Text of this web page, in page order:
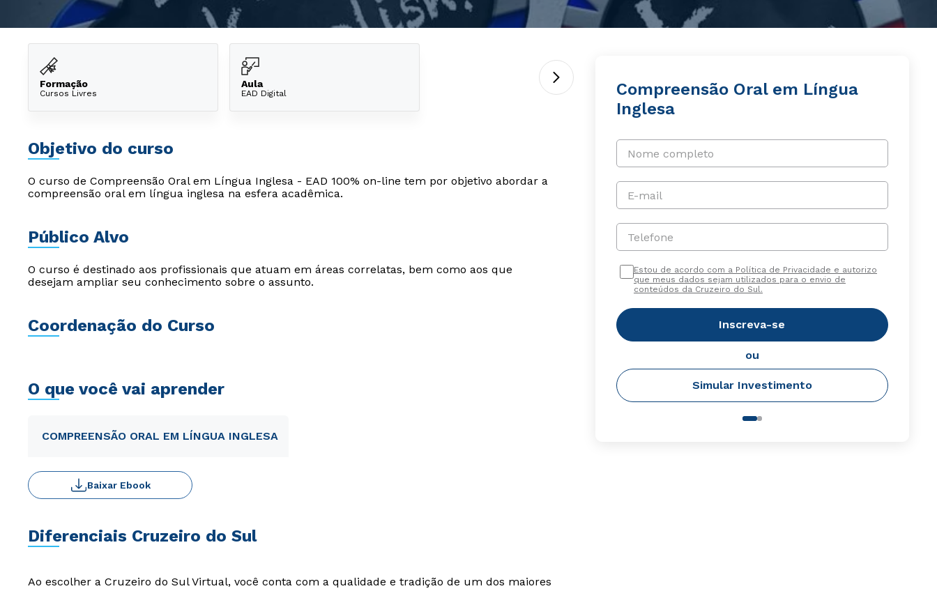
Formação
Cursos Livres
Aula
EAD Digital
Objetivo do curso
O curso de Compreensão Oral em Língua Inglesa - EAD 100% on-line tem por objetivo abordar a
compreensão oral em língua inglesa na esfera acadêmica.
Público Alvo
O curso é destinado aos profissionais que atuam em áreas correlatas, bem como aos que
desejam ampliar seu conhecimento sobre o assunto.
Coordenação do Curso
O que você vai aprender
COMPREENSÃO ORAL EM LÍNGUA INGLESA
Baixar Ebook
Diferenciais Cruzeiro do Sul
Ao escolher a Cruzeiro do Sul Virtual, você conta com a qualidade e tradição de um dos maiores
Compreensão Oral em Língua
Inglesa
Nome completo
E-mail
Telefone
Estou de acordo com a Política de Privacidade e autorizo
que meus dados sejam utilizados para o envio de
conteúdos da Cruzeiro do Sul.
Inscreva-se
ou
Simular Investimento